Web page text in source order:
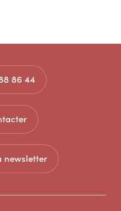
86 44
newsletter